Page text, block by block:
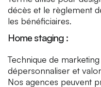
décès et le règlement
les bénéficiaires.
Home staging :
Technique de
dépersonnaliser et
Nos agences peuvent